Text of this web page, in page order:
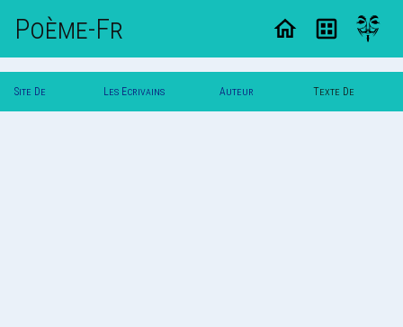
Poème-Fr
Site De Les Ecrivains Auteur Texte De